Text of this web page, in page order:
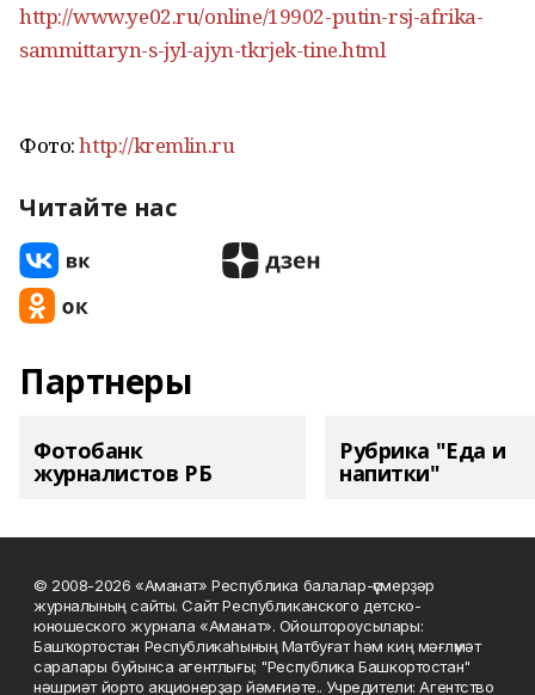
http://www.ye02.ru/online/19902-putin-rsj-afrika-
sammittaryn-s-jyl-ajyn-tkrjek-tine.html
Фото:http://kremlin.ru
Читайте нас
Партнеры
Фотобанк
журналистов РБ
Рубрика "Еда и
напитки"
© 2008-2026 «Аманат» Республика балалар-үҫмерҙәр
журналының сайты. Сайт Республиканского детско-
юношеского журнала «Аманат». Ойоштороусылары:
Башҡортостан Республикаһының Матбуғат һәм киң мәғлүмәт
саралары буйынса агентлығы; "Республика Башкортостан"
нәшриәт йорто акционерҙар йәмғиәте.. Учредители: Агентство